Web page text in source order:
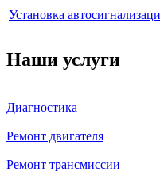
Установка
Наши услуги
Диагностика
Ремонт двигателя
Ремонт трансмиссии